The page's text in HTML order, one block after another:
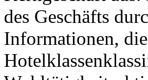
des Geschäfts
Informationen,